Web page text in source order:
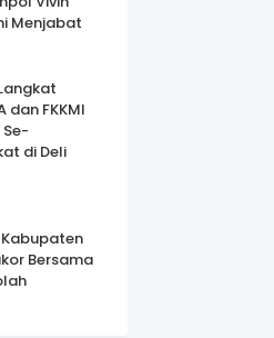
Menjabat
dan FKKMI
Se-
di Deli
Kabupaten
Bersama